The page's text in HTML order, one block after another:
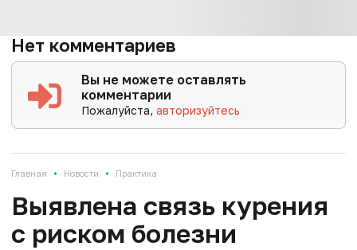
Нет комментариев
Вы не можете оставлять
комментарии
Пожалуйста,авторизуйтесь
Главная • Новости • Практика
Выявлена связь курения
с риском болезни